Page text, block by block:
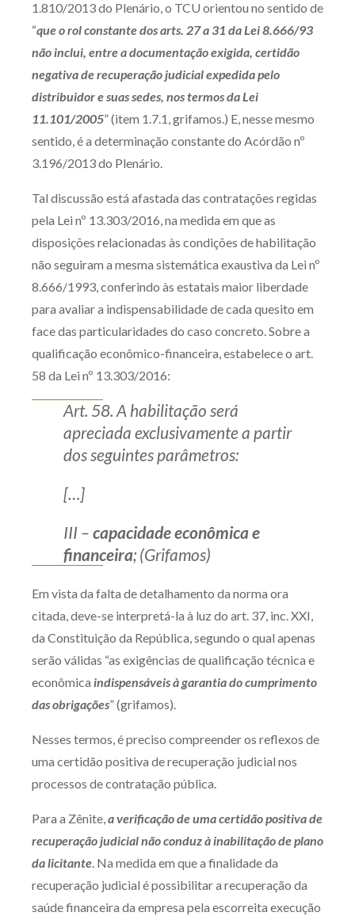
1.810/2013 do Plenário, o TCU orientou no sentido de
“que o rol constante dos arts. 27 a 31 da Lei 8.666/93
não inclui, entre a documentação exigida, certidão
negativa de recuperação judicial expedida pelo
distribuidor e suas sedes, nos termos da Lei
11.101/2005” (item 1.7.1, grifamos.) E, nesse mesmo
sentido, é a determinação constante do Acórdão nº
3.196/2013 do Plenário.
Tal discussão está afastada das contratações regidas
pela Lei nº 13.303/2016, na medida em que as
disposições relacionadas às condições de habilitação
não seguiram a mesma sistemática exaustiva da Lei nº
8.666/1993, conferindo às estatais maior liberdade
para avaliar a indispensabilidade de cada quesito em
face das particularidades do caso concreto. Sobre a
qualificação econômico-financeira, estabelece o art.
58 da Lei nº 13.303/2016:
Art. 58. A habilitação será
apreciada exclusivamente a partir
dos seguintes parâmetros:
[…]
III – capacidade econômica e
financeira; (Grifamos)
Em vista da falta de detalhamento da norma ora
citada, deve-se interpretá-la à luz do art. 37, inc. XXI,
da Constituição da República, segundo o qual apenas
serão válidas “as exigências de qualificação técnica e
econômica indispensáveis à garantia do cumprimento
das obrigações” (grifamos).
Nesses termos, é preciso compreender os reflexos de
uma certidão positiva de recuperação judicial nos
processos de contratação pública.
Para a Zênite,a verificação de uma certidão positiva de
recuperação judicial não conduz à inabilitação de plano
da licitante. Na medida em que a finalidade da
recuperação judicial é possibilitar a recuperação da
saúde financeira da empresa pela escorreita execução